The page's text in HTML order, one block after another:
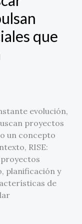
que
evolución,
proyectos
un concepto
RISE:
planificación y
de